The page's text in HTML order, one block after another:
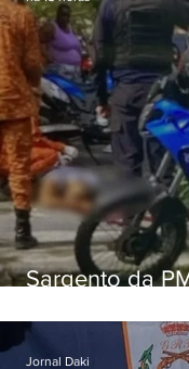
Sargento da
em Vaz Lobo
Jornal Daki